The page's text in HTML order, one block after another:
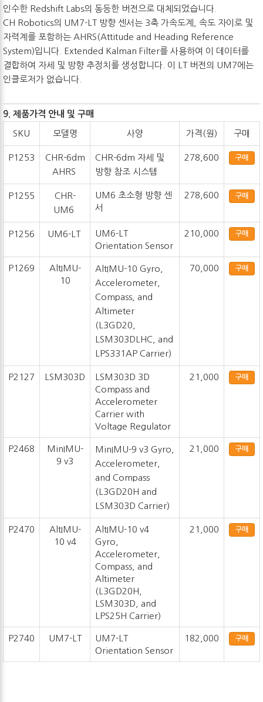
인수한 Redshift Labs의 동등한 버전으로 대체되었습니다.
CH Robotics의 UM7-LT 방향 센서는 3축 가속도계, 속도 자이로 및
자력계를 포함하는 AHRS(Attitude and Heading Reference
System)입니다. Extended Kalman Filter를 사용하여 이 데이터를
결합하여 자세 및 방향 추정치를 생성합니다. 이 LT 버전의 UM7에는
인클로저가 없습니다.
9. 제품가격 안내 및 구매
SKU 모델명 사양 가격(원) 구매
P1253
CHR-6dm
AHRS
CHR-6dm 자세 및
방향 참조 시스템
278,600 구매
P1255
CHR-
UM6
UM6 초소형 방향 센
서
278,600 구매
P1256 UM6-LT
UM6-LT
Orientation Sensor
210,000 구매
P1269
AltIMU-
10
AltIMU-10 Gyro,
Accelerometer,
Compass, and
Altimeter
(L3GD20,
LSM303DLHC, and
LPS331AP Carrier)
70,000 구매
P2127 LSM303D
LSM303D 3D
Compass and
Accelerometer
Carrier with
Voltage Regulator
21,000 구매
P2468
MinIMU-
9 v3
MinIMU-9 v3 Gyro,
Accelerometer,
and Compass
(L3GD20H and
LSM303D Carrier)
21,000 구매
P2470
AltIMU-
10 v4
AltIMU-10 v4
Gyro,
Accelerometer,
Compass, and
Altimeter
(L3GD20H,
LSM303D, and
LPS25H Carrier)
21,000 구매
P2740 UM7-LT
UM7-LT
Orientation Sensor
182,000 구매